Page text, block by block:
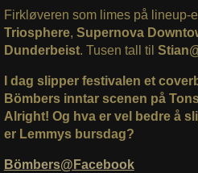
Firkløveren som limes på lineup-
Triosphere, Supernova
Dunderbeist. Tusen tall til
I dag slipper festivalen et
Bömbers inntar scenen på
Alright! Og hva er vel bedre å
er Lemmys bursdag?
Bömbers@Facebook